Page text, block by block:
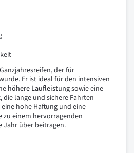
der für
Er ist ideal für den intensiven
höhere Laufleistungsowie eine
, die lange und sichere Fahrten
hohe Haftung und eine
zu einem hervorragenden
Jahr über beitragen.